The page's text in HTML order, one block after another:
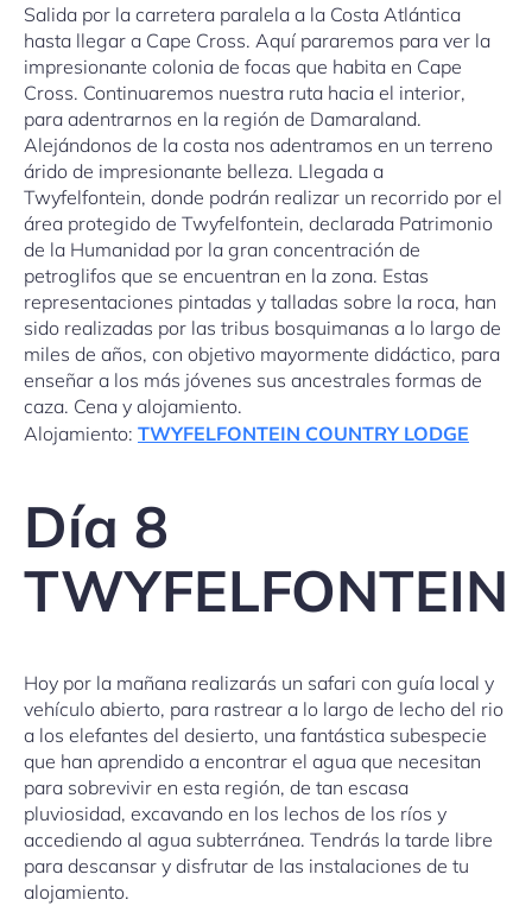
Salida por la carretera paralela a la Costa Atlántica
hasta llegar a Cape Cross. Aquí pararemos para ver la
impresionante colonia de focas que habita en Cape
Cross. Continuaremos nuestra ruta hacia el interior,
para adentrarnos en la región de Damaraland.
Alejándonos de la costa nos adentramos en un terreno
árido de impresionante belleza. Llegada a
Twyfelfontein, donde podrán realizar un recorrido por el
área protegido de Twyfelfontein, declarada Patrimonio
de la Humanidad por la gran concentración de
petroglifos que se encuentran en la zona. Estas
representaciones pintadas y talladas sobre la roca, han
sido realizadas por las tribus bosquimanas a lo largo de
miles de años, con objetivo mayormente didáctico, para
enseñar a los más jóvenes sus ancestrales formas de
caza. Cena y alojamiento.
Alojamiento: TWYFELFONTEIN COUNTRY LODGE
Día 8
TWYFELFONTEIN
Hoy por la mañana realizarás un safari con guía local y
vehículo abierto, para rastrear a lo largo de lecho del rio
a los elefantes del desierto, una fantástica subespecie
que han aprendido a encontrar el agua que necesitan
para sobrevivir en esta región, de tan escasa
pluviosidad, excavando en los lechos de los ríos y
accediendo al agua subterránea. Tendrás la tarde libre
para descansar y disfrutar de las instalaciones de tu
alojamiento.